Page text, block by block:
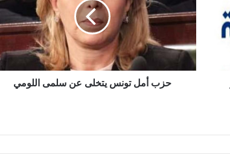
حزب أمل تونس يتخلى عن سلمى اللومي